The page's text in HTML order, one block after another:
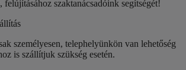
felújításához szaktanácsadóink segítségét!
személyesen, telephelyünkön van lehetőség
is szállítjuk szükség esetén.